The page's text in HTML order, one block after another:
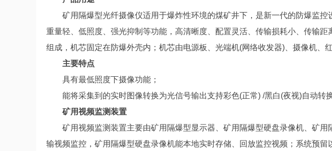
矿用隔爆型光纤摄像仪适用于爆炸性环境的煤矿井下，是新一代的防爆监
重量轻、低照度、强光抑制等功能，高清晰度、配置灵活、传输损耗小、传输
组成，机芯固定在防爆外壳内；机芯由电源板、光端机(网络收发器)、摄像机、
主要特点
具有最低照度下摄像功能；
能将采集到的实时图像转换为光信号输出支持彩色(正常) /黑白(夜视)自动转
矿用视频监测装置
矿用视频监测装置主要由矿用隔爆型显示器、矿用隔爆型硬盘录像机、矿
输视频监控，矿用隔爆型硬盘录像机能本地实时存储、回放监控视频；系统预留